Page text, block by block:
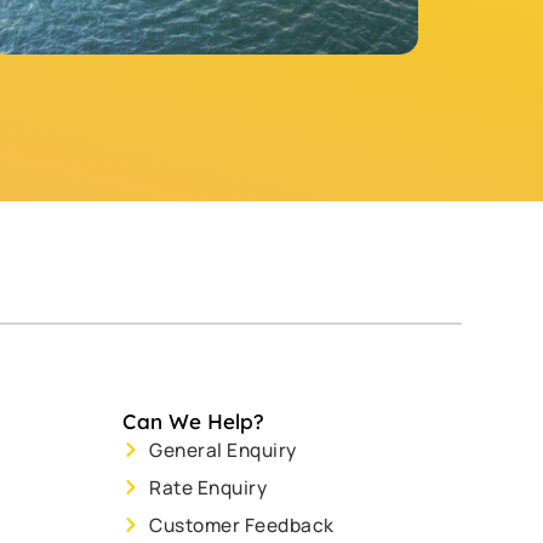
Can We Help?
General Enquiry
Rate Enquiry
Customer Feedback